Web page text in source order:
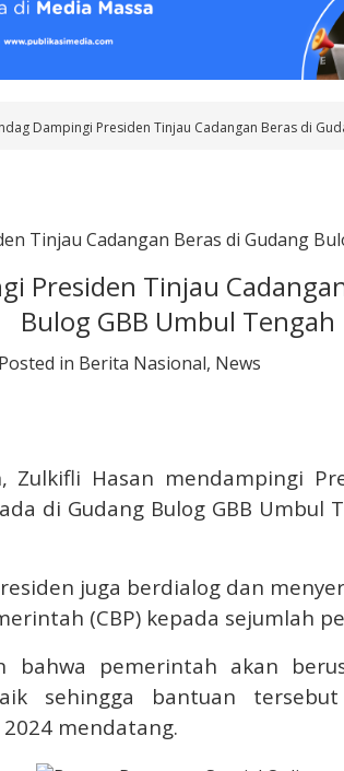
Dampingi Presiden Tinjau Cadangan Beras di
Presiden Tinjau
Bulog GBB Umbul Tengah
Posted in Berita Nasional, News
Zulkifli Hasan mendampingi
di Gudang Bulog GBB Umbul
juga berdialog dan
(CBP) kepada sejumlah
bahwa pemerintah akan
sehingga bantuan
mendatang.